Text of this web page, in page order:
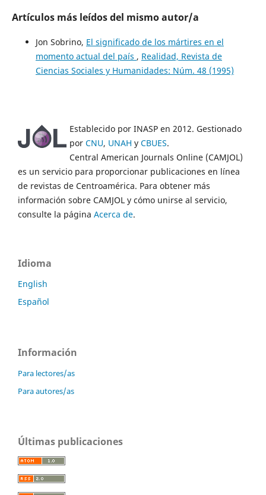
Artículos más leídos del mismo autor/a
Jon Sobrino, El significado de los mártires en el
momento actual del país , Realidad, Revista de
Ciencias Sociales y Humanidades: Núm. 48 (1995)
Establecido por INASP en 2012. Gestionado
por CNU, UNAH y CBUES.
Central American Journals Online (CAMJOL)
es un servicio para proporcionar publicaciones en línea
de revistas de Centroamérica. Para obtener más
información sobre CAMJOL y cómo unirse al servicio,
consulte la página Acerca de.
Idioma
English
Español
Información
Para lectores/as
Para autores/as
Últimas publicaciones